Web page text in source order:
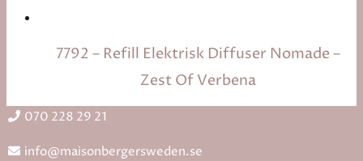
7792 – Refill Elektrisk Diffuser Nomade –
Zest Of Verbena
070 228 29 21
info@maisonbergersweden.se